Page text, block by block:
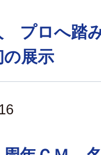
プロへ踏
展示